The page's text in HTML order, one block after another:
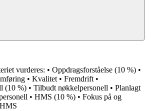
vurderes: • Oppdragsforståelse (10 %) •
• Kvalitet • Fremdrift •
(10 %) • Tilbudt nøkkelpersonell • Planlagt
• HMS (10 %) • Fokus på og